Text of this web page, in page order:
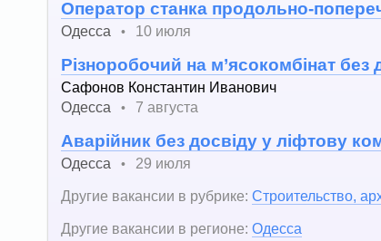
Оператор станка продольно-
Одесса
• 10 июля
Різноробочий на м’ясокомбінат
Сафонов Константин Иванович
Одесса
• 7 августа
Аварійник без досвіду у ліфтову
Одесса
•
29 июля
Другие вакансии в рубрике: Строительство,
Другие вакансии в регионе: Одесса